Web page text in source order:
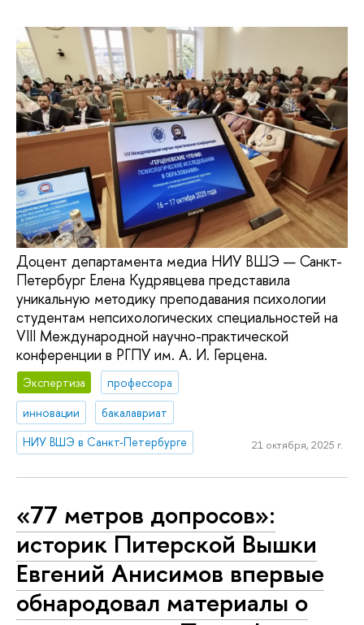
Доцент департамента медиа НИУ ВШЭ — Санкт-
Петербург Елена Кудрявцева представила
уникальную методику преподавания психологии
студентам непсихологических специальностей на
VIII Международной научно-практической
конференции в РГПУ им. А. И. Герцена.
Экспертиза
профессора
инновации
бакалавриат
НИУ ВШЭ в Санкт-Петербурге
21 октября, 2025 г.
«77 метров допросов»:
историк Питерской Вышки
Евгений Анисимов впервые
обнародовал материалы о